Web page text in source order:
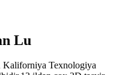
Lu
Kaliforniya Texnologiya